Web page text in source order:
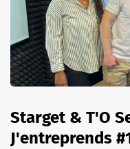
Starget & T'O
J'entreprends